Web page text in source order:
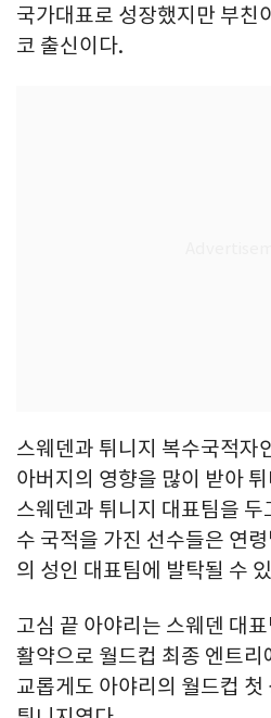
국가대표로 성장했지만 부친
코 출신이다.
스웨덴과 튀니지 복수국적자
아버지의 영향을 많이 받아
스웨덴과 튀니지 대표팀을
수 국적을 가진 선수들은 연
의 성인 대표팀에 발탁될 수
고심 끝 아야리는 스웨덴 대
활약으로 월드컵 최종 엔트
교롭게도 아야리의 월드컵